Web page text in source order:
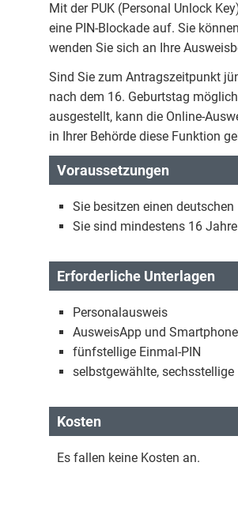
Mit der PUK (Personal Unlock
eine PIN-Blockade auf. Sie
wenden Sie sich an Ihre
Sind Sie zum Antragszeitpunkt
nach dem 16. Geburtstag
ausgestellt, kann die Online-
in Ihrer Behörde diese Funktion
Voraussetzungen
Sie besitzen einen
Sie sind mindestens 16
Erforderliche Unterlagen
Personalausweis
AusweisApp und
fünfstellige Einmal-PIN
selbstgewählte, sechsstellige
Kosten
Es fallen keine Kosten an.